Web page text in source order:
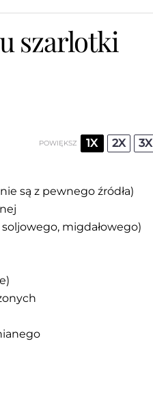
szarlotki
POWIĘKSZ 1X 2X 3X
są z pewnego źródła)
migdałowego)